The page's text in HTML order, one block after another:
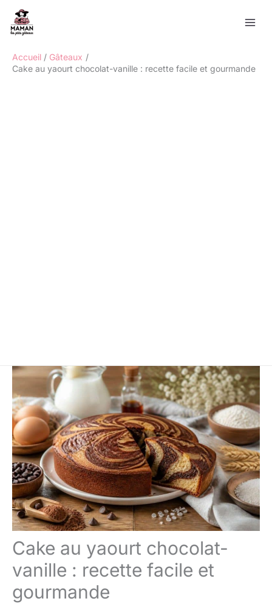
contenu
Accueil
Gâteaux
Cake au yaourt chocolat-vanille : recette facile et gourmande
Cake au yaourt chocolat-
vanille : recette facile et
gourmande
Rechercher